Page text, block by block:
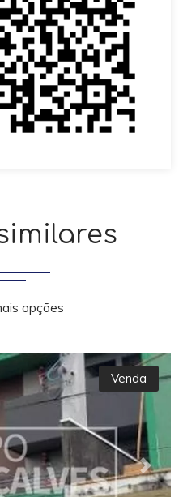
opções
Next
Venda